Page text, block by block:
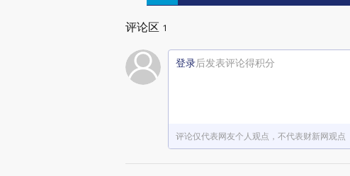
评论区 1
登录后发表评论得积分
评论仅代表网友个人观点，不代表财新网观点